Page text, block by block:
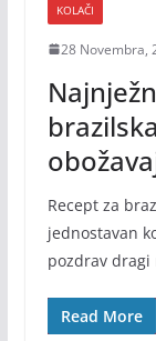
KOLAČI
28 Novembra,
Recept za
jednostavan
pozdrav dragi
Read More